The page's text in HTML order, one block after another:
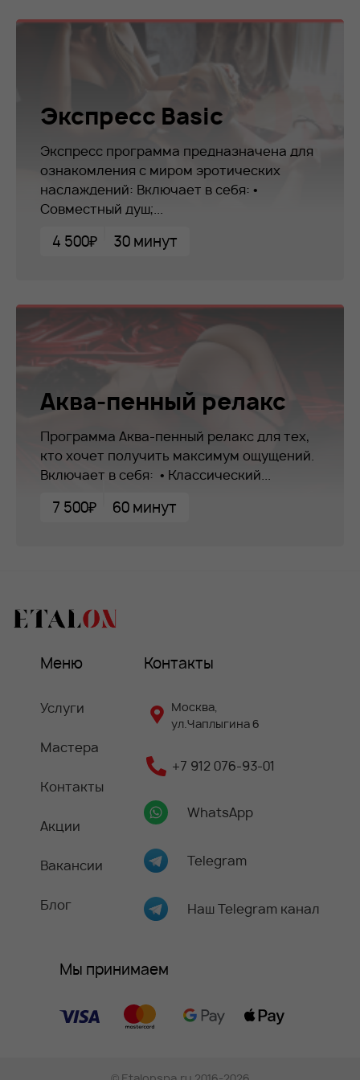
Экспресс Basic
Экспресс программа предназначена для
ознакомления с миром эротических
наслаждений: Включает в себя: •
Совместный душ;...
4 500₽ 30 минут
Аква-пенный релакс
Программа Аква-пенный релакс для тех,
кто хочет получить максимум ощущений.
Включает в себя: • Классический...
7 500₽ 60 минут
Меню
Услуги
Мастера
Контакты
Акции
Вакансии
Блог
Контакты
Москва,
ул.Чаплыгина 6
+7 912 076-93-01
WhatsApp
Telegram
Наш Telegram канал
Мы принимаем